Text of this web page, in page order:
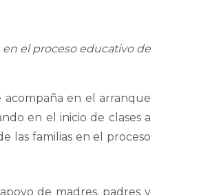
el proceso educativo de
acompaña en el arranque
en el inicio de clases a
las familias en el proceso
de madres, padres y